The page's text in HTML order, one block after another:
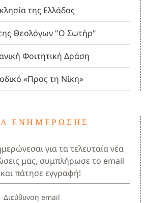
της Ελλάδος
Θεολόγων "Ο Σωτήρ"
Φοιτητική Δράση
«Προς τη Νίκη»
ΕΝΗΜΈΡΩΣΗΣ
για τα τελευταία νέα
μας, συμπλήρωσε το email
πάτησε εγγραφή!
Διεύθυνση email